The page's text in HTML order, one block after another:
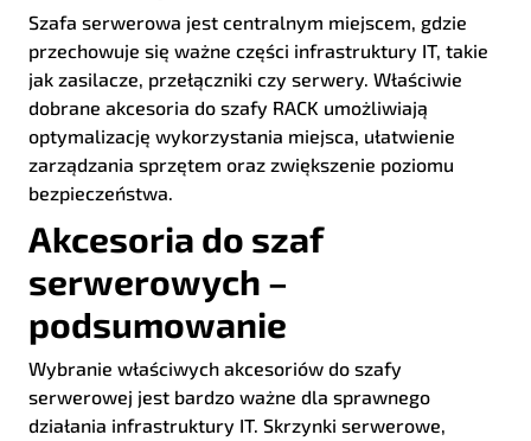
Szafa serwerowa jest centralnym miejscem, gdzie
przechowuje się ważne części infrastruktury IT, takie
jak zasilacze, przełączniki czy serwery. Właściwie
dobrane akcesoria do szafy RACK umożliwiają
optymalizację wykorzystania miejsca, ułatwienie
zarządzania sprzętem oraz zwiększenie poziomu
bezpieczeństwa.
Akcesoria do szaf
serwerowych –
podsumowanie
Wybranie właściwych akcesoriów do szafy
serwerowej jest bardzo ważne dla sprawnego
działania infrastruktury IT. Skrzynki serwerowe,